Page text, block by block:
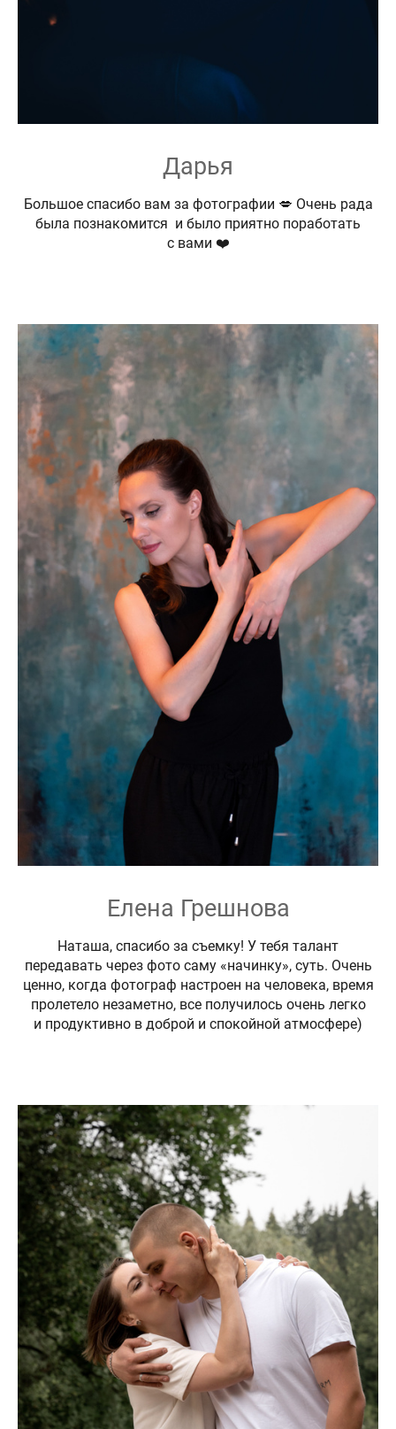
Дарья
Большое спасибо вам за фотографии 💋 Очень рада
была познакомится и было приятно поработать
с вами ❤️
Елена Грешнова
Наташа, спасибо за съемку! У тебя талант
передавать через фото саму «начинку», суть. Очень
ценно, когда фотограф настроен на человека, время
пролетело незаметно, все получилось очень легко
и продуктивно в доброй и спокойной атмосфере)